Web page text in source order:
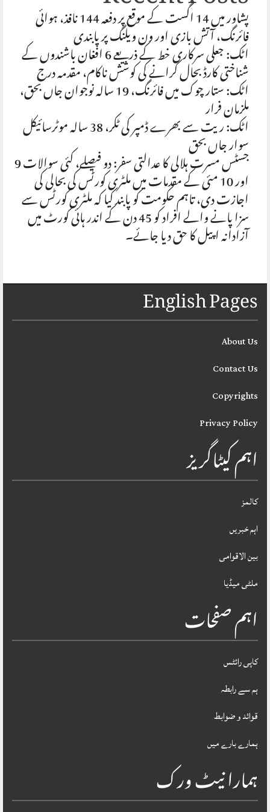
پشاور میں 14 اگست کے موقع پر دفعہ 144 نافذ، ہوائیفائرنگ، آتش بازی اور ون ویلنگ پر پابندیاٹک: جعلی سرکاری خط کے ذریعے 6 افغان باشندوں کے
شناختی کارڈ بحال کرانے کی کوشش ناکام، مقدمہ درج
اٹک: ستار چوک میں فائرنگ، 19 سالہ نوجوان جاں بحق، ملزمان فرار اٹک: ریت سے بھرے ڈمپر کی ٹکر، 38 سالہ موٹرسائیکل سوار جاں بحق جسٹس مسرت ہلالی کا عدالتی سفر: دو فیصلے، کئی سوالات 9 اور 10 مئی کے مقدمات میں ملٹری کورٹس کی بحالی کی
اجازت دی، تاہم حکومت کو پابند کیا کہ ملٹری کورٹس سے
سزا پانے والے افراد کو 45 دن کے اندر ہائی کورٹ میںآزادانہ اپیل کا حق دیا جائے۔
English Pages
About Us
Contact Us
Copyrights
Privacy Policy
اہم کیٹاگریز
کالمز
اہم خبریں
بین الاقوامی
ملٹی میڈیا
اہم صفحات
کاپی رائٹس
ہم سے رابطہ
قوائد و ضوابط
ہمارے بارے میں
ہمارا نیٹ ورک